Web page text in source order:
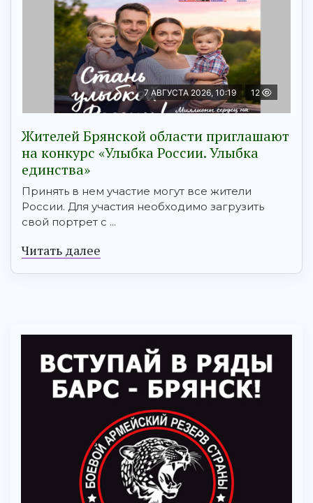
7 АВГУСТА 2026, 10:19 12
Жителей Брянской области приглашают
на конкурс «Улыбка России. Улыбка
единства»
Принять в нем участие могут все жители
России. Для участия необходимо загрузить
свой портрет с ...
Читать далее